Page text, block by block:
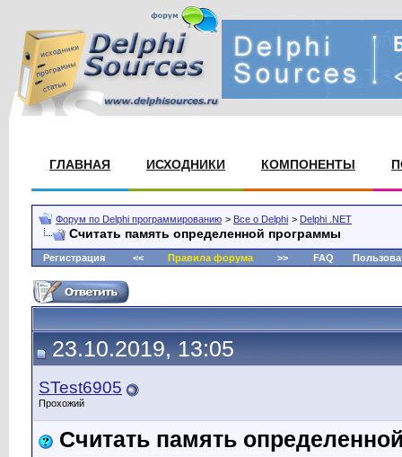
ГЛАВНАЯ ИСХОДНИКИ КОМПОНЕНТЫ
Форум по Delphi программированию > Все о Delphi > Delphi .NET
Считать память определенной программы
Регистрация << Правила форума>> FAQ
23.10.2019, 13:05
STest6905
Прохожий
Считать память